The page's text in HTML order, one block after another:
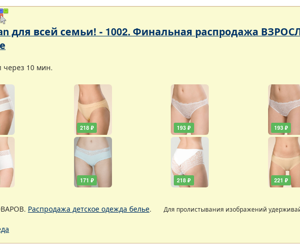
для всей семьи! - 1002. Финальная распродажа
через 10 мин.
218 ₽
171 ₽
193 ₽
218 ₽
193 ₽
221 ₽
Распродажа детское одежда белье. Для пролистывания изображений